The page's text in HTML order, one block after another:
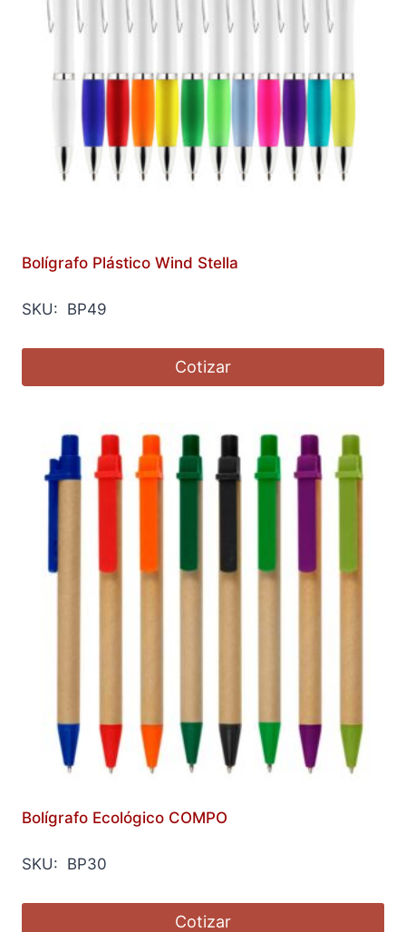
Bolígrafo Plástico Wind Stella
SKU: BP49
Cotizar
Bolígrafo Ecológico COMPO
SKU: BP30
Cotizar